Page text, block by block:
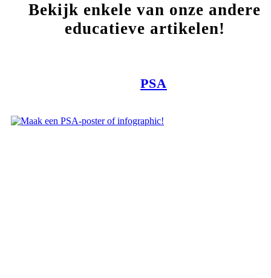
Bekijk enkele van onze andere
educatieve artikelen!
PSA